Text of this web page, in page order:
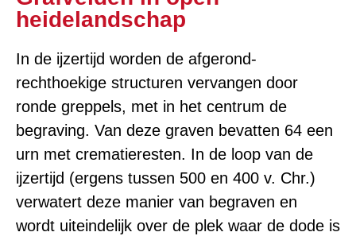
heidelandschap
In de ijzertijd worden de afgerond-
rechthoekige structuren vervangen door
ronde greppels, met in het centrum de
begraving. Van deze graven bevatten 64 een
urn met crematieresten. In de loop van de
ijzertijd (ergens tussen 500 en 400 v. Chr.)
verwatert deze manier van begraven en
wordt uiteindelijk over de plek waar de dode is